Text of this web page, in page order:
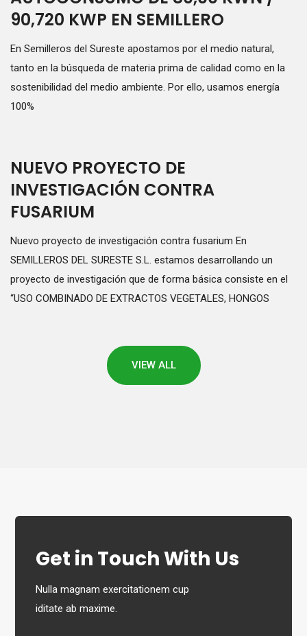
90,720 KWP EN SEMILLERO
En Semilleros del Sureste apostamos por el medio natural,
tanto en la búsqueda de materia prima de calidad como en la
sostenibilidad del medio ambiente. Por ello, usamos energía
100%
NUEVO PROYECTO DE
INVESTIGACIÓN CONTRA
FUSARIUM
Nuevo proyecto de investigación contra fusarium En
SEMILLEROS DEL SURESTE S.L. estamos desarrollando un
proyecto de investigación que de forma básica consiste en el
“USO COMBINADO DE EXTRACTOS VEGETALES, HONGOS
VIEW ALL
Get in Touch With Us
Nulla magnam exercitationem cup
iditate ab maxime.